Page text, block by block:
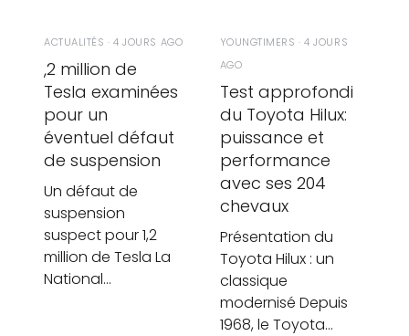
ACTUALITÉS · 4 JOURS AGO
,2 million de
Tesla examinées
pour un
éventuel défaut
de suspension
Un défaut de
suspension
suspect pour 1,2
million de Tesla La
National…
YOUNGTIMERS · 4 JOURS
AGO
Test approfondi
du Toyota Hilux:
puissance et
performance
avec ses 204
chevaux
Présentation du
Toyota Hilux : un
classique
modernisé Depuis
1968, le Toyota…